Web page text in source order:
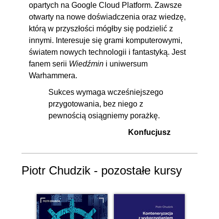
opartych na Google Cloud Platform. Zawsze
otwarty na nowe doświadczenia oraz wiedzę,
którą w przyszłości mógłby się podzielić z
innymi. Interesuje się grami komputerowymi,
światem nowych technologii i fantastyką. Jest
fanem serii Wiedźmin i uniwersum
Warhammera.
Sukces wymaga wcześniejszego
przygotowania, bez niego z
pewnością osiągniemy porażkę.
Konfucjusz
Piotr Chudzik - pozostałe kursy